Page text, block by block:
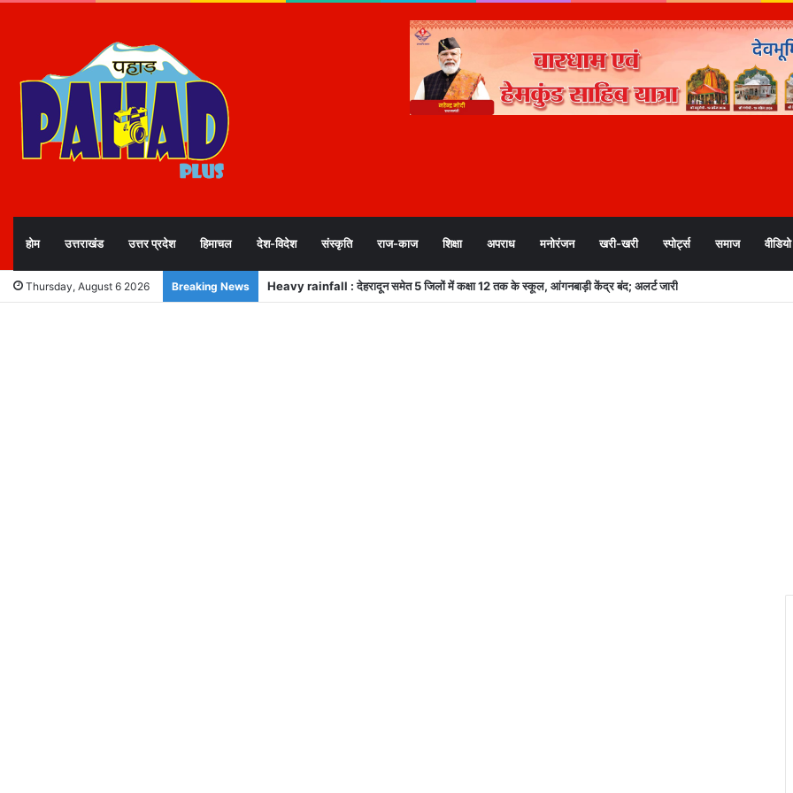
होम उत्तराखंड उत्तर प्रदेश हिमाचल देश-विदेश संस्कृति राज-काज शिक्षा अपराध मनोरंजन खरी-खरी स्पोर्ट्स समाज वीडियो
Thursday, August 6 2026 Breaking News Heavy rainfall : देहरादून समेत 5 जिलों में कक्षा 12 तक के स्कूल, आंगनबाड़ी केंद्र बंद; अलर्ट जारी